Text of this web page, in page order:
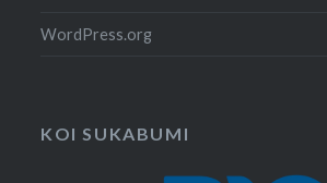
WordPress.org
KOI SUKABUMI